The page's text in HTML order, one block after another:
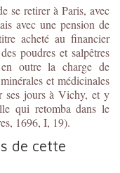
se retirer à Paris, avec
avec une pension de
acheté au financier
poudres et salpêtres
outre la charge de
et médicinales
ses jours à Vichy, et y
qui retomba dans le
1696, I, 19).
de cette